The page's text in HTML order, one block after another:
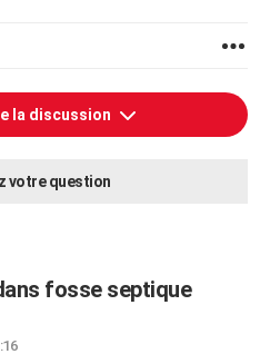
la discussion
votre question
fosse septique